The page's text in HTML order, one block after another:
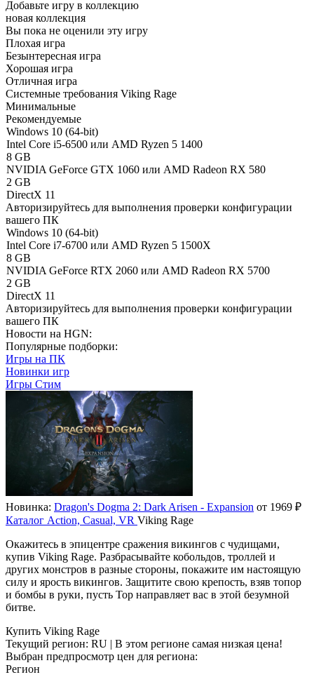
Добавьте игру в коллекцию
новая коллекция
Вы пока не оценили эту игру
Плохая игра
Безынтересная игра
Хорошая игра
Отличная игра
Системные требования Viking Rage
Минимальные
Рекомендуемые
Windows 10 (64-bit)
Intel Core i5-6500 или AMD Ryzen 5 1400
8 GB
NVIDIA GeForce GTX 1060 или AMD Radeon RX 580
2 GB
DirectX 11
Авторизируйтесь для выполнения проверки конфигурации
вашего ПК
Windows 10 (64-bit)
Intel Core i7-6700 или AMD Ryzen 5 1500X
8 GB
NVIDIA GeForce RTX 2060 или AMD Radeon RX 5700
2 GB
DirectX 11
Авторизируйтесь для выполнения проверки конфигурации
вашего ПК
Новости на HGN:
Популярные подборки:
Игры на ПК
Новинки игр
Игры Стим
Новинка: Dragon's Dogma 2: Dark Arisen - Expansion от 1969 ₽
Каталог Action, Casual, VR Viking Rage
Окажитесь в эпицентре сражения викингов с чудищами,
купив Viking Rage. Разбрасывайте кобольдов, троллей и
других монстров в разные стороны, покажите им настоящую
силу и ярость викингов. Защитите свою крепость, взяв топор
и бомбы в руки, пусть Тор направляет вас в этой безумной
битве.
Купить Viking Rage
Текущий регион: RU | В этом регионе самая низкая цена!
Выбран предпросмотр цен для региона:
Регион